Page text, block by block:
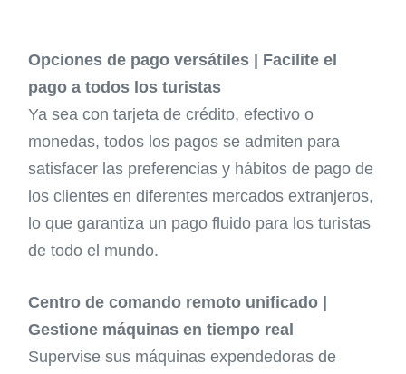
Opciones de pago versátiles | Facilite el
pago a todos los turistas
Ya sea con tarjeta de crédito, efectivo o
monedas, todos los pagos se admiten para
satisfacer las preferencias y hábitos de pago de
los clientes en diferentes mercados extranjeros,
lo que garantiza un pago fluido para los turistas
de todo el mundo.
Centro de comando remoto unificado |
Gestione máquinas en tiempo real
Supervise sus máquinas expendedoras de